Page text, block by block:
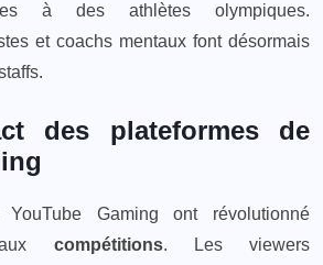
à des athlètes olympiques.
et coachs mentaux font désormais
des plateformes de
Gaming ont révolutionné
aux compétitions. Les viewers